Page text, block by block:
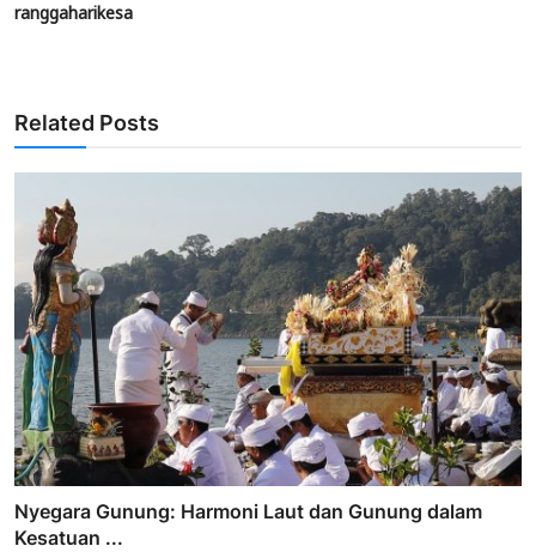
ranggaharikesa
Related Posts
Nyegara Gunung: Harmoni Laut dan Gunung dalam
Kesatuan ...